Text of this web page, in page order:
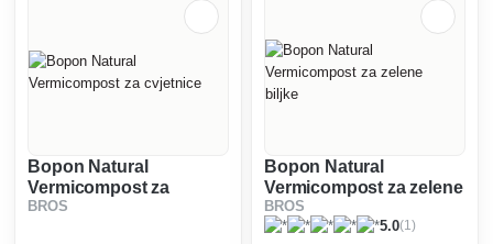
Bopon Natural
Vermicompost za
cvjetnice
BROS
Bopon Natural
Vermicompost za zelene
biljke
BROS
5.0(1)